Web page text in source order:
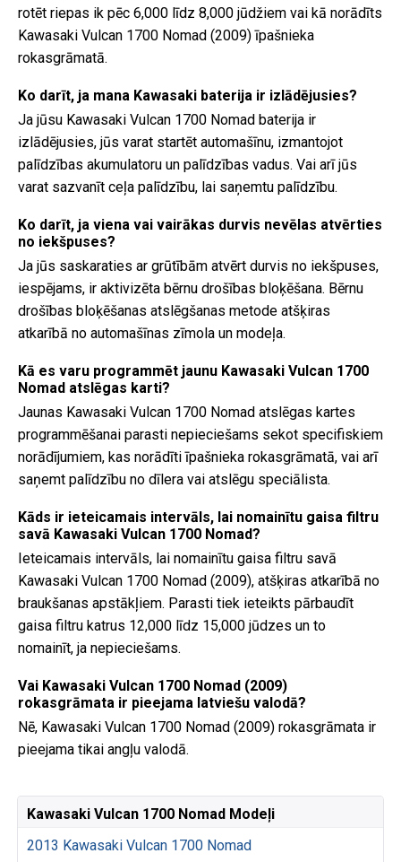
rotēt riepas ik pēc 6,000 līdz 8,000 jūdžiem vai kā norādīts
Kawasaki Vulcan 1700 Nomad (2009) īpašnieka
rokasgrāmatā.
Ko darīt, ja mana Kawasaki baterija ir izlādējusies?
Ja jūsu Kawasaki Vulcan 1700 Nomad baterija ir
izlādējusies, jūs varat startēt automašīnu, izmantojot
palīdzības akumulatoru un palīdzības vadus. Vai arī jūs
varat sazvanīt ceļa palīdzību, lai saņemtu palīdzību.
Ko darīt, ja viena vai vairākas durvis nevēlas atvērties
no iekšpuses?
Ja jūs saskaraties ar grūtībām atvērt durvis no iekšpuses,
iespējams, ir aktivizēta bērnu drošības bloķēšana. Bērnu
drošības bloķēšanas atslēgšanas metode atšķiras
atkarībā no automašīnas zīmola un modeļa.
Kā es varu programmēt jaunu Kawasaki Vulcan 1700
Nomad atslēgas karti?
Jaunas Kawasaki Vulcan 1700 Nomad atslēgas kartes
programmēšanai parasti nepieciešams sekot specifiskiem
norādījumiem, kas norādīti īpašnieka rokasgrāmatā, vai arī
saņemt palīdzību no dīlera vai atslēgu speciālista.
Kāds ir ieteicamais intervāls, lai nomainītu gaisa filtru
savā Kawasaki Vulcan 1700 Nomad?
Ieteicamais intervāls, lai nomainītu gaisa filtru savā
Kawasaki Vulcan 1700 Nomad (2009), atšķiras atkarībā no
braukšanas apstākļiem. Parasti tiek ieteikts pārbaudīt
gaisa filtru katrus 12,000 līdz 15,000 jūdzes un to
nomainīt, ja nepieciešams.
Vai Kawasaki Vulcan 1700 Nomad (2009)
rokasgrāmata ir pieejama latviešu valodā?
Nē, Kawasaki Vulcan 1700 Nomad (2009) rokasgrāmata ir
pieejama tikai angļu valodā.
Kawasaki Vulcan 1700 Nomad Modeļi
2013 Kawasaki Vulcan 1700 Nomad